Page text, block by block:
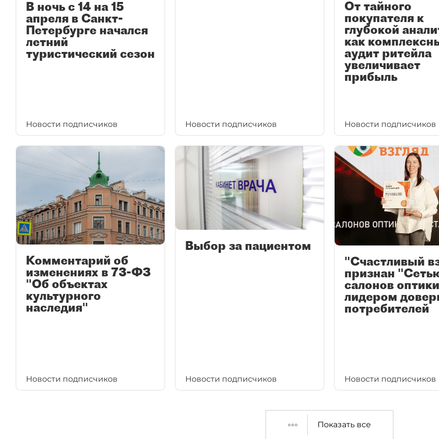
В ночь с 14 на 15
апреля в Санкт-
Петербурге начался
летний
туристический сезон
Новости подписчиков Новости подписчиков
От тайного
покупателя к
глубокой
как
аудит ритейла
увеличивает
прибыль
Новости подписчиков
Комментарий об
изменениях в 73-ФЗ
"Об объектах
культурного
наследия"
Новости подписчиков
Выбор за пациентом
Новости подписчиков
"Счастливый
признан
салонов
лидером
потребителей
Новости подписчиков
Показать все